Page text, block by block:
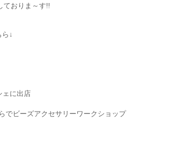
ておりま～す!!
↓
ェに出店
でビーズアクセサリーワークショップ